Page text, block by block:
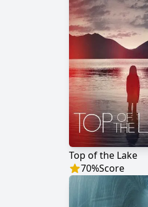
Top of the Lake
70%Score